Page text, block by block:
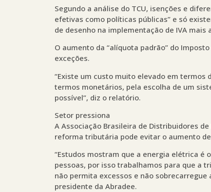
Segundo a análise do TCU, isenções e
efetivas como políticas públicas” e só
de desenho na implementação de IVA mais
O aumento da “alíquota padrão” do
exceções.
“Existe um custo muito elevado em termos
termos monetários, pela escolha de um
possível”, diz o relatório.
Setor pressiona
A Associação Brasileira de Distribuidores
reforma tributária pode evitar o aumento
“Estudos mostram que a energia elétrica é
pessoas, por isso trabalhamos para que a
não permita excessos e não
presidente da Abradee.